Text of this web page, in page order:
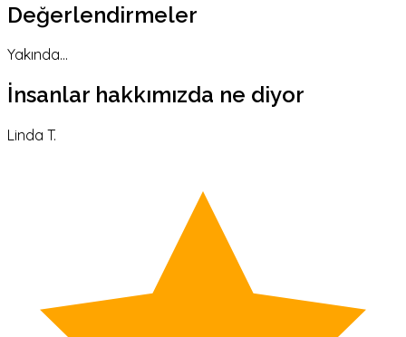
Değerlendirmeler
Yakında...
İnsanlar hakkımızda ne diyor
Linda T.